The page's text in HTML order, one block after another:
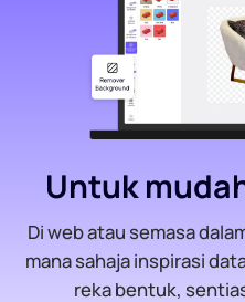
Untuk
Di web atau semasa
mana sahaja inspirasi
reka bentuk,